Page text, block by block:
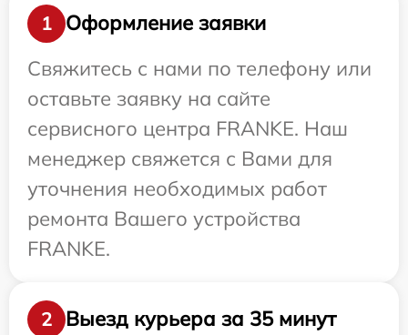
1
Оформление заявки
Свяжитесь с нами по телефону или
оставьте заявку на сайте
сервисного центра FRANKE. Наш
менеджер свяжется с Вами для
уточнения необходимых работ
ремонта Вашего устройства
FRANKE.
2
Выезд курьера за 35 минут